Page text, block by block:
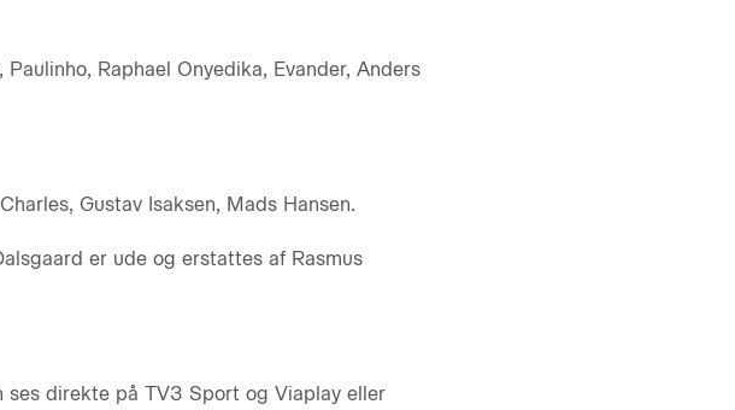
Raphael Onyedika, Evander, Anders
Gustav Isaksen, Mads Hansen.
er ude og erstattes af Rasmus
direkte på TV3 Sport og Viaplay eller